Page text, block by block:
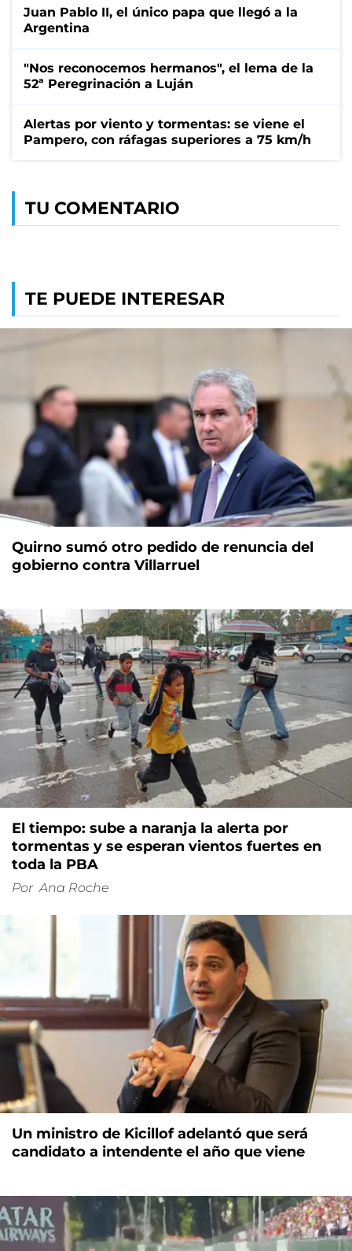
Juan Pablo II, el único papa que llegó a la
Argentina
"Nos reconocemos hermanos", el lema de la
52ª Peregrinación a Luján
Alertas por viento y tormentas: se viene el
Pampero, con ráfagas superiores a 75 km/h
TU COMENTARIO
TE PUEDE INTERESAR
Quirno sumó otro pedido de renuncia del
gobierno contra Villarruel
El tiempo: sube a naranja la alerta por
tormentas y se esperan vientos fuertes en
toda la PBA
Por Ana Roche
Un ministro de Kicillof adelantó que será
candidato a intendente el año que viene